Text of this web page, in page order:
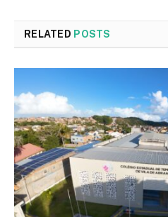
RELATED POSTS